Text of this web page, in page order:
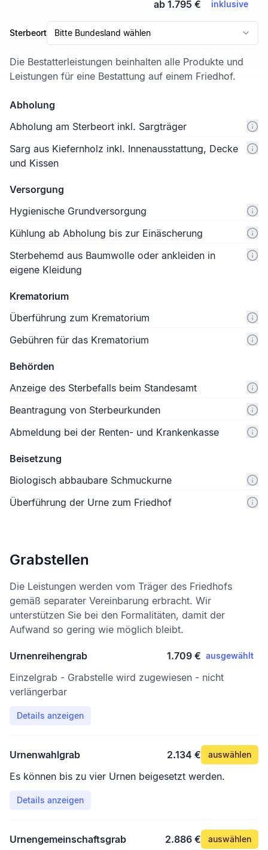
ab 1.795 € inklusive
Sterbeort Bitte Bundesland wählen
Die Bestatterleistungen beinhalten alle Produkte und
Leistungen für eine Bestattung auf einem Friedhof.
Abholung
Abholung am Sterbeort inkl. Sargträger
Sarg aus Kiefernholz inkl. Innenausstattung, Decke
und Kissen
Versorgung
Hygienische Grundversorgung
Kühlung ab Abholung bis zur Einäscherung
Sterbehemd aus Baumwolle oder ankleiden in
eigene Kleidung
Krematorium
Überführung zum Krematorium
Gebühren für das Krematorium
Behörden
Anzeige des Sterbefalls beim Standesamt
Beantragung von Sterbeurkunden
Abmeldung bei der Renten- und Krankenkasse
Beisetzung
Biologisch abbaubare Schmuckurne
Überführung der Urne zum Friedhof
Grabstellen
Die Leistungen werden vom Träger des Friedhofs
gemäß separater Vereinbarung erbracht. Wir
unterstützen Sie bei den Formalitäten, damit der
Aufwand so gering wie möglich bleibt.
Urnenreihengrab 1.709 € ausgewählt
Einzelgrab - Grabstelle wird zugewiesen - nicht
verlängerbar
Details anzeigen
Urnenwahlgrab 2.134 € auswählen
Es können bis zu vier Urnen beigesetzt werden.
Details anzeigen
Urnengemeinschaftsgrab 2.886 € auswählen